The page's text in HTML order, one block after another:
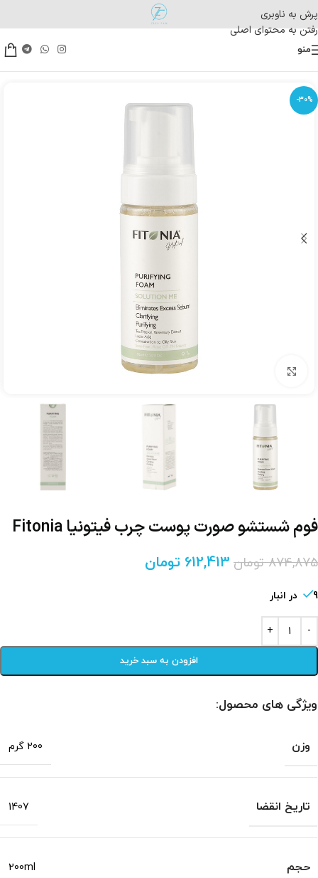
پرش به ناوبری
رفتن به محتوای اصلی
منو
-30%
برای بزرگنمایی کلیک کنید
فوم شستشو صورت پوست چرب فیتونیا Fitonia
874,875 تومان 612,413 تومان
9 در انبار
افزودن به سبد خرید
ویژگی های محصول:
وزن 200 گرم
تاریخ انقضا 1407
حجم 200ml